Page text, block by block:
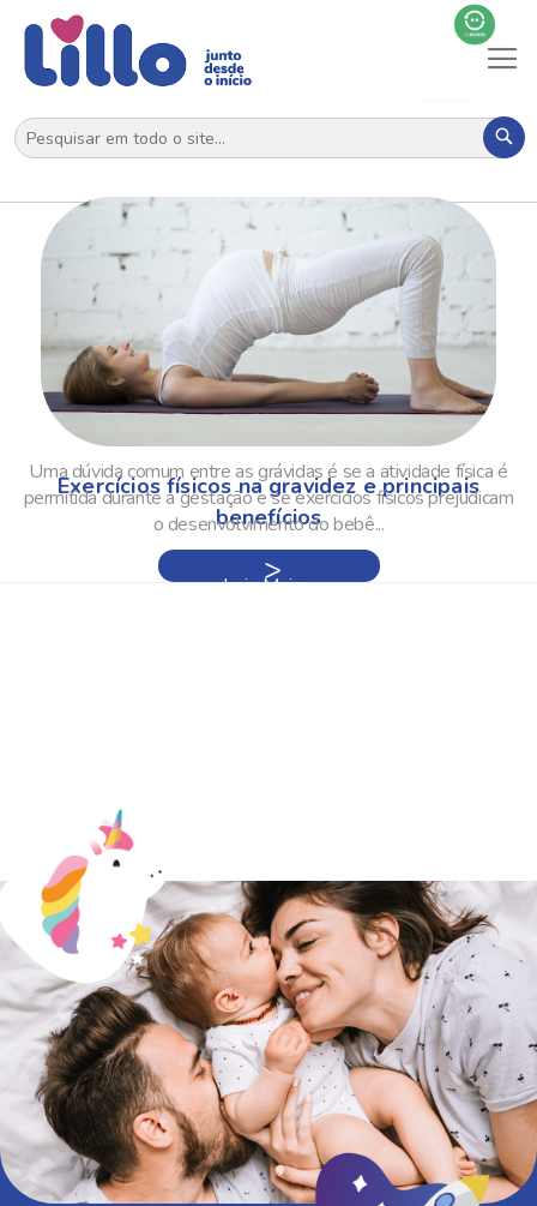
Exercícios físicos na gravidez e principais
benefícios
Uma dúvida comum entre as grávidas é se a atividade física é
permitida durante a gestação e se exercícios físicos prejudicam
o desenvolvimento do bebê...
Leia Mais »